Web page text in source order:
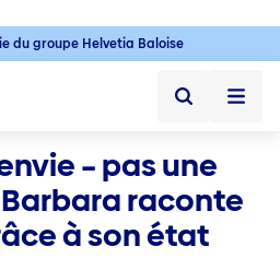
du groupe Helvetia Baloise
– pas une
raconte
à son état